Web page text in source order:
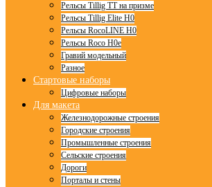
Рельсы Tillig TT на призме
Рельсы Tillig Elite H0
Рельсы RocoLINE H0
Рельсы Roco H0e
Гравий модельный
Разное
Стартовые наборы
Цифровые наборы
Для макета
Железнодорожные строения
Городские строения
Промышленные строения
Сельские строения
Дороги
Порталы и стены